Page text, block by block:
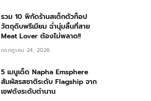
รวม 10 พิกัดร้านสเต็กตัวท็อป
วัตถุดิบพรีเมียม ฉ่ำนุ่มลิ้นที่สาย
Meat Lover ต้องไม่พลาด!!
กรกฎาคม 24, 2026
5 เมนูเด็ด Napha Emsphere
สัมผัสรสชาติระดับ Flagship จาก
เชฟดังระดับตำนาน